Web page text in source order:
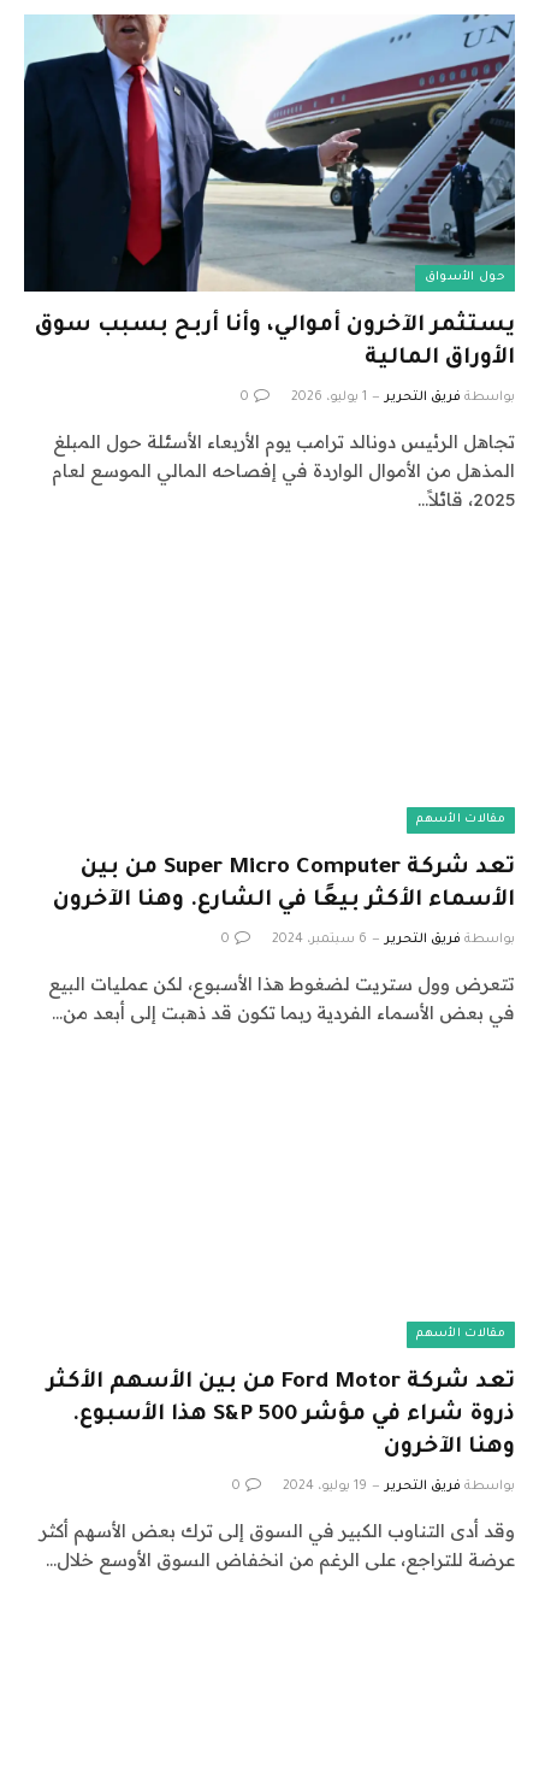
حول الأسواق
يستثمر الآخرون أموالي، وأنا أربح بسبب سوق
الأوراق المالية
بواسطة فريق التحرير 1 يوليو، 2026 0
تجاهل الرئيس دونالد ترامب يوم الأربعاء الأسئلة حول المبلغ
المذهل من الأموال الواردة في إفصاحه المالي الموسع لعام
2025، قائلاً…
مقالات الأسهم
تعد شركة Super Micro Computer من بين
الأسماء الأكثر بيعًا في الشارع. وهنا الآخرون
بواسطة فريق التحرير 6 سبتمبر، 2024 0
تتعرض وول ستريت لضغوط هذا الأسبوع، لكن عمليات البيع
في بعض الأسماء الفردية ربما تكون قد ذهبت إلى أبعد من…
مقالات الأسهم
تعد شركة Ford Motor من بين الأسهم الأكثر
ذروة شراء في مؤشر S&P 500 هذا الأسبوع.
وهنا الآخرون
بواسطة فريق التحرير 19 يوليو، 2024 0
وقد أدى التناوب الكبير في السوق إلى ترك بعض الأسهم أكثر
عرضة للتراجع، على الرغم من انخفاض السوق الأوسع خلال…